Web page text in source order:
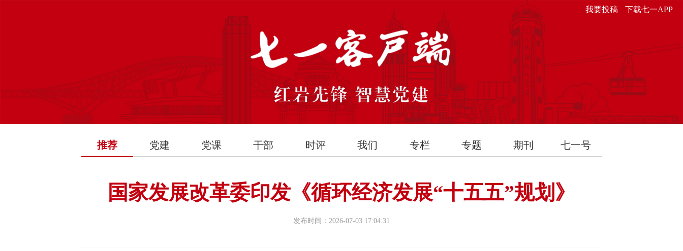
我要投稿 下载七一APP
推荐 党建 党课 干部 时评 我们 专栏 专题 期刊 七一号
国家发展改革委印发《循环经济发展“十五五”规划》
发布时间：2026-07-03 17:04:31